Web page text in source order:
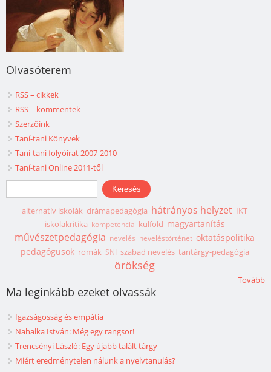
Olvasóterem
RSS – cikkek
RSS – kommentek
Szerzőink
Taní-tani Könyvek
Taní-tani folyóirat 2007-2010
Taní-tani Online 2011-től
Keresés űrlap
Keresés
alternatív iskolák drámapedagógia hátrányos helyzet IKT
iskolakritika kompetencia külföld magyartanítás
művészetpedagógia nevelés neveléstörténet oktatáspolitika
pedagógusok romák SNI szabad nevelés tantárgy-pedagógia
örökség
Tovább
Ma leginkább ezeket olvassák
Igazságosság és empátia
Nahalka István: Még egy rangsor!
Trencsényi László: Egy újabb talált tárgy
Miért eredménytelen nálunk a nyelvtanulás?